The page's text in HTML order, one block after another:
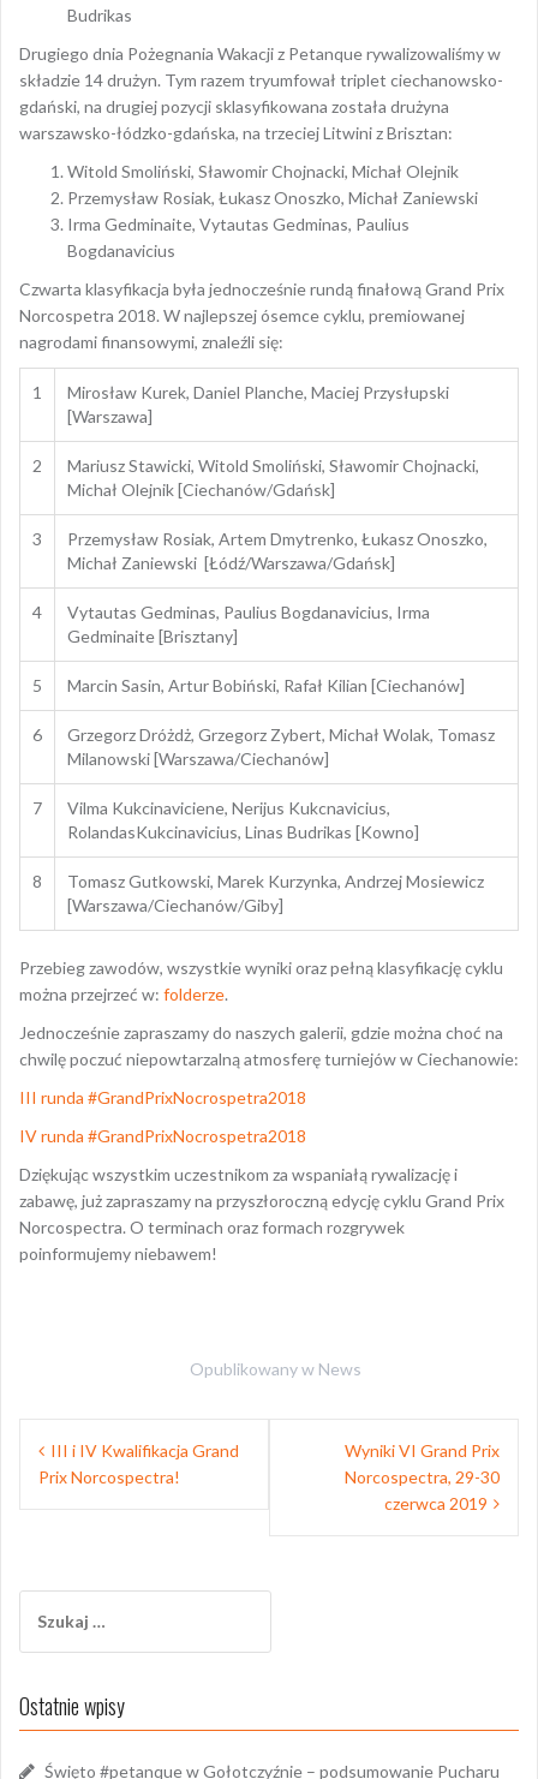
Budrikas
Drugiego dnia Pożegnania Wakacji z Petanque rywalizowaliśmy w
składzie 14 drużyn. Tym razem tryumfował triplet ciechanowsko-
gdański, na drugiej pozycji sklasyfikowana została drużyna
warszawsko-łódzko-gdańska, na trzeciej Litwini z Brisztan:
Witold Smoliński, Sławomir Chojnacki, Michał Olejnik
Przemysław Rosiak, Łukasz Onoszko, Michał Zaniewski
Irma Gedminaite, Vytautas Gedminas, Paulius
Bogdanavicius
Czwarta klasyfikacja była jednocześnie rundą finałową Grand Prix
Norcospetra 2018. W najlepszej ósemce cyklu, premiowanej
nagrodami finansowymi, znaleźli się:
1
Mirosław Kurek, Daniel Planche, Maciej Przysłupski
[Warszawa]
2
Mariusz Stawicki, Witold Smoliński, Sławomir Chojnacki,
Michał Olejnik [Ciechanów/Gdańsk]
3
Przemysław Rosiak, Artem Dmytrenko, Łukasz Onoszko,
Michał Zaniewski [Łódź/Warszawa/Gdańsk]
4
Vytautas Gedminas, Paulius Bogdanavicius, Irma
Gedminaite [Brisztany]
5 Marcin Sasin, Artur Bobiński, Rafał Kilian [Ciechanów]
6
Grzegorz Dróżdż, Grzegorz Zybert, Michał Wolak, Tomasz
Milanowski [Warszawa/Ciechanów]
7
Vilma Kukcinaviciene, Nerijus Kukcnavicius,
RolandasKukcinavicius, Linas Budrikas [Kowno]
8
Tomasz Gutkowski, Marek Kurzynka, Andrzej Mosiewicz
[Warszawa/Ciechanów/Giby]
Przebieg zawodów, wszystkie wyniki oraz pełną klasyfikację cyklu
można przejrzeć w: folderze.
Jednocześnie zapraszamy do naszych galerii, gdzie można choć na
chwilę poczuć niepowtarzalną atmosferę turniejów w Ciechanowie:
III runda #GrandPrixNocrospetra2018
IV runda #GrandPrixNocrospetra2018
Dziękując wszystkim uczestnikom za wspaniałą rywalizację i
zabawę, już zapraszamy na przyszłoroczną edycję cyklu Grand Prix
Norcospectra. O terminach oraz formach rozgrywek
poinformujemy niebawem!
Opublikowany w News
Nawigacja
wpisu
III i IV Kwalifikacja Grand
Prix Norcospectra!
Wyniki VI Grand Prix
Norcospectra, 29-30
czerwca 2019
Ostatnie wpisy
Święto #petanque w Gołotczyźnie – podsumowanie Pucharu